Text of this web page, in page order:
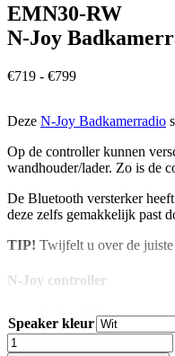
EMN30-RW
N-Joy
€719 - €799Prijsklasse:
€799
Deze N-Joy Badkamerradio
Op de controller kunnen
wandhouder/lader. Zo is de
De Bluetooth versterker
deze zelfs gemakkelijk past
TIP! Twijfelt u over de juiste
N-Joy controller
140 x 100 mm
80 x 60 mm
Speaker kleur
EMN30-